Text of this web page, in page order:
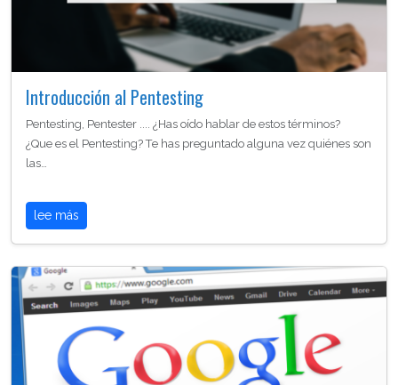
Introducción al Pentesting
Pentesting, Pentester .... ¿Has oído hablar de estos términos?
¿Que es el Pentesting? Te has preguntado alguna vez quiénes son
las…
lee más